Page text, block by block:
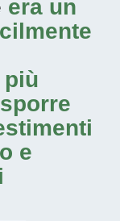
era un
più
e